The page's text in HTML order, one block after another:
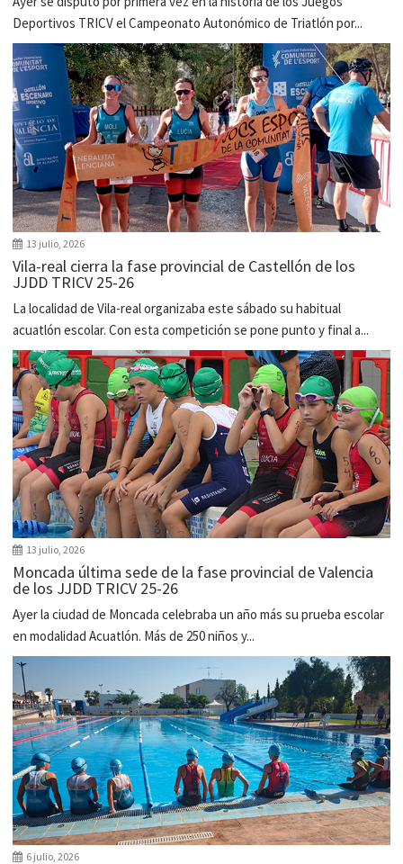
Deportivos TRICV el Campeonato Autonómico de Triatlón por...
13 julio, 2026
Vila-real cierra la fase provincial de Castellón de los
JJDD TRICV 25-26
La localidad de Vila-real organizaba este sábado su habitual
acuatlón escolar. Con esta competición se pone punto y final a...
13 julio, 2026
Moncada última sede de la fase provincial de Valencia
de los JJDD TRICV 25-26
Ayer la ciudad de Moncada celebraba un año más su prueba escolar
en modalidad Acuatlón. Más de 250 niños y...
6 julio, 2026